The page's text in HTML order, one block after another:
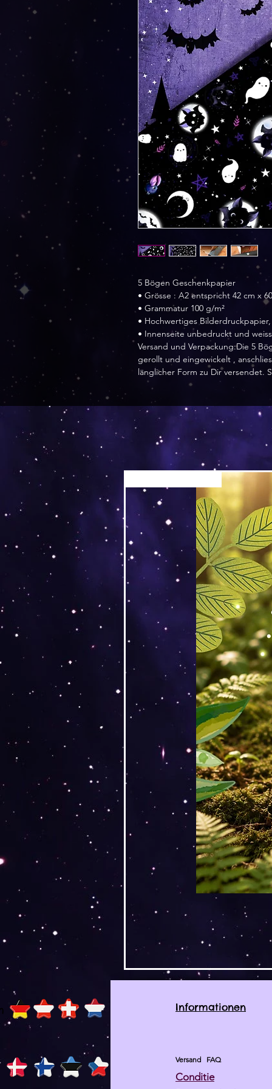
5 Bögen Geschenkpapier
• Grösse : A2 entspricht 42 cm x
• Grammatur 100 g/m²
• Hochwertiges
• Innenseite unbedruckt und weiss
Versand und Verpackung:Die 5
gerollt und eingewickelt ,
länglicher Form zu Dir versendet.
Informationen
Versand FAQ
Conditie